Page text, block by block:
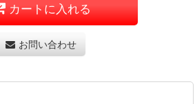
カートに入れる
お問い合わせ